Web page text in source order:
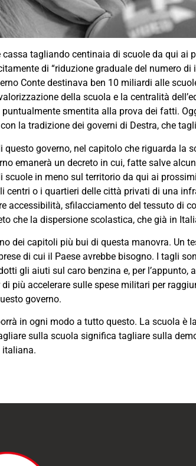
cassa tagliando centinaia di scuole da qui
di “riduzione graduale del numero
Conte destinava ben 10 miliardi alle
della scuola e la centralità
smentita alla prova dei fatti.
la tradizione dei governi di Destra, che
questo governo, nel capitolo che riguarda la
emanerà un decreto in cui, fatte salve
scuole in meno sul territorio da qui ai
centri o i quartieri delle città privati di una
accessibilità, sfilacciamento del tessuto di
che la dispersione scolastica, che già in
dei capitoli più bui di questa manovra. Un
di cui il Paese avrebbe bisogno. I tagli
gli aiuti sul caro benzina e, per
più accelerare sulle spese militari per
governo.
in ogni modo a tutto questo. La scuola
sulla scuola significa tagliare sulla
italiana.